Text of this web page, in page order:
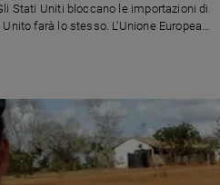
Stati Uniti bloccano le importazioni di
farà lo stesso. L'Unione Europea
energetica europea. Intanto c'è un